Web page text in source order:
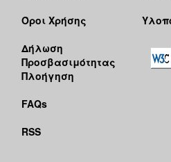
Όροι Χρήσης
Δήλωση
Προσβασιμότητας
Πλοήγηση
FAQs
RSS